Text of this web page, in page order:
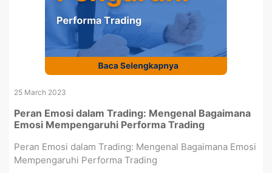
25 March 2023
Peran Emosi dalam Trading: Mengenal Bagaimana
Emosi Mempengaruhi Performa Trading
Peran Emosi dalam Trading: Mengenal Bagaimana Emosi
Mempengaruhi Performa Trading